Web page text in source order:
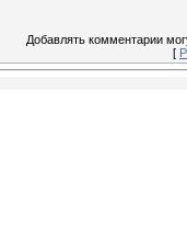
Добавлять комментарии
[